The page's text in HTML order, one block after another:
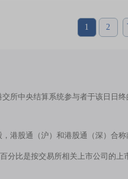
1 2
所中央结算系统参与者于该日日
港股通（沪）和港股通（深）合称
分比是按交易所相关上市公司的